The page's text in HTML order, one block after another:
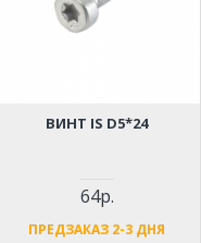
ВИНТ IS D5*24
64р.
ПРЕДЗАКАЗ 2-3 ДНЯ